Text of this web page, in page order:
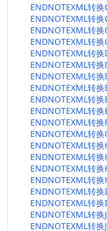
ENDNOTEXML转
ENDNOTEXML转
ENDNOTEXML转换
ENDNOTEXML转换
ENDNOTEXML转
ENDNOTEXML转
ENDNOTEXML转换
ENDNOTEXML转换
ENDNOTEXML转换
ENDNOTEXML转换
ENDNOTEXML转换
ENDNOTEXML转换
ENDNOTEXML转
ENDNOTEXML转
ENDNOTEXML转
ENDNOTEXML转
ENDNOTEXML转
ENDNOTEXML转换
ENDNOTEXML转换
ENDNOTEXML转换